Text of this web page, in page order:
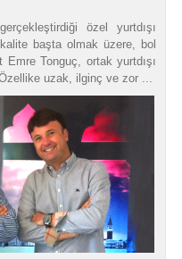
özel yurtdışı
başta olmak üzere, bol
Tonguç, ortak yurtdışı
uzak, ilginç ve zor ...